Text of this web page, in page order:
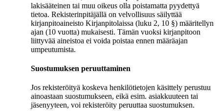
lakisääteinen tai muu oikeus olla poistamatta pyydettyä
tietoa. Rekisterinpitäjällä on velvollisuus säilyttää
kirjanpitoaineisto Kirjanpitolaissa (luku 2, 10 §) määritellyn
ajan (10 vuotta) mukaisesti. Tämän vuoksi kirjanpitoon
liittyvää aineistoa ei voida poistaa ennen määräajan
umpeutumista.
Suostumuksen peruuttaminen
Jos rekisteröityä koskeva henkilötietojen käsittely perustuu
ainoastaan suostumukseen, eikä esim. asiakkuuteen tai
jäsenyyteen, voi rekisteröity peruuttaa suostumuksen.